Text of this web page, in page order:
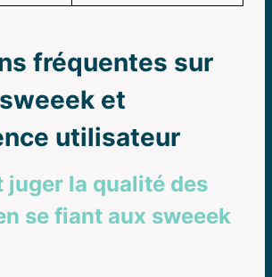
fréquentes sur
et
utilisateur
juger la qualité des
se fiant aux sweeek